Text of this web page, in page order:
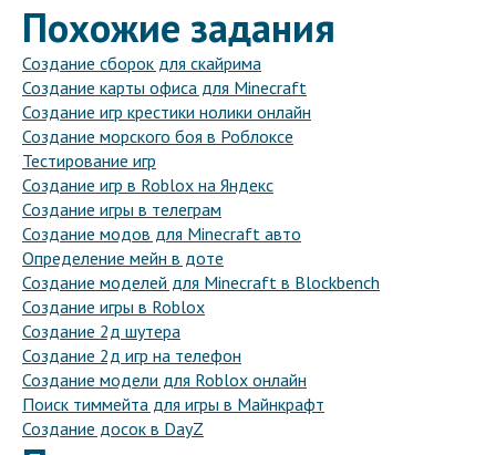
Похожие задания
Создание сборок для скайрима
Создание карты офиса для Minecraft
Создание игр крестики нолики онлайн
Создание морского боя в Роблоксе
Тестирование игр
Создание игр в Roblox на Яндекс
Создание игры в телеграм
Создание модов для Minecraft авто
Определение мейн в доте
Создание моделей для Minecraft в Blockbench
Создание игры в Roblox
Создание 2д шутера
Создание 2д игр на телефон
Создание модели для Roblox онлайн
Поиск тиммейта для игры в Майнкрафт
Создание досок в DayZ